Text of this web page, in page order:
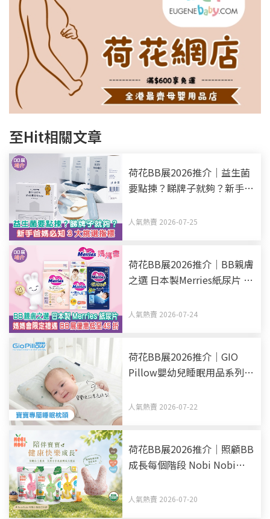
至Hit相關文章
荷花BB展2026推介｜益生菌
要點揀？睇牌子就夠？新手爸
人氣熱賣 2026-07-25
荷花BB展2026推介｜BB親膚
之選 日本製Merries紙尿片 媽
45折
人氣熱賣 2026-07-24
荷花BB展2026推介｜GIO
Pillow嬰幼兒睡眠用品系列
呵護BB睡眠
人氣熱賣 2026-07-22
荷花BB展2026推介｜照顧BB
成長每個階段 Nobi Nobi
之選
人氣熱賣 2026-07-20